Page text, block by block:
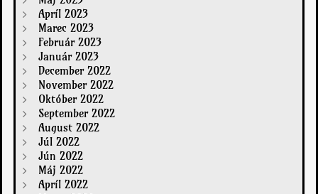
Apríl 2023
Marec 2023
Február 2023
Január 2023
December 2022
November 2022
Október 2022
September 2022
August 2022
Júl 2022
Jún 2022
Máj 2022
Apríl 2022